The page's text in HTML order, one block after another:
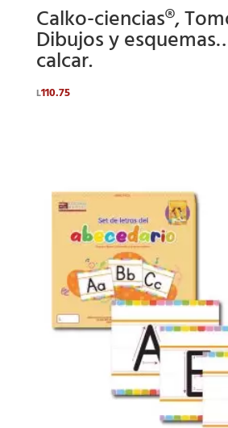
Calko-ciencias®,
Dibujos y
calcar.
L110.75